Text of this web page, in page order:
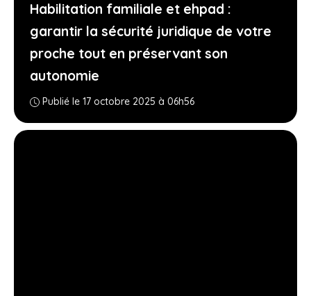
Habilitation familiale et ehpad :
garantir la sécurité juridique de votre
proche tout en préservant son
autonomie
Publié le 17 octobre 2025 à 06h56